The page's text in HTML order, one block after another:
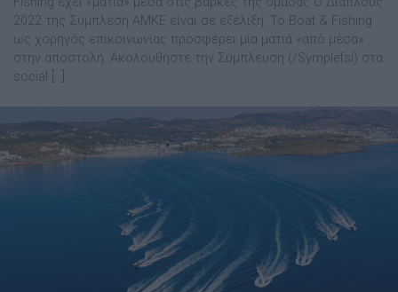
2022 της Σύμπλεση ΑΜΚΕ είναι σε εξέλιξη. Το Boat & Fishing
ως χορηγός επικοινωνίας προσφέρει μία ματιά «από μέσα»
στην αποστολή. Ακολουθήστε την Σύμπλευση (/Symplefsi) στα
social […]